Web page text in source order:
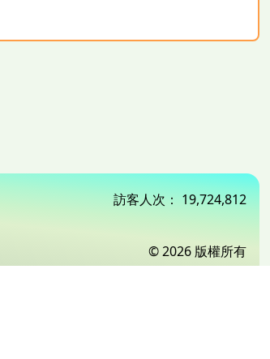
訪客人次： 19,724,812
© 2026 版權所有